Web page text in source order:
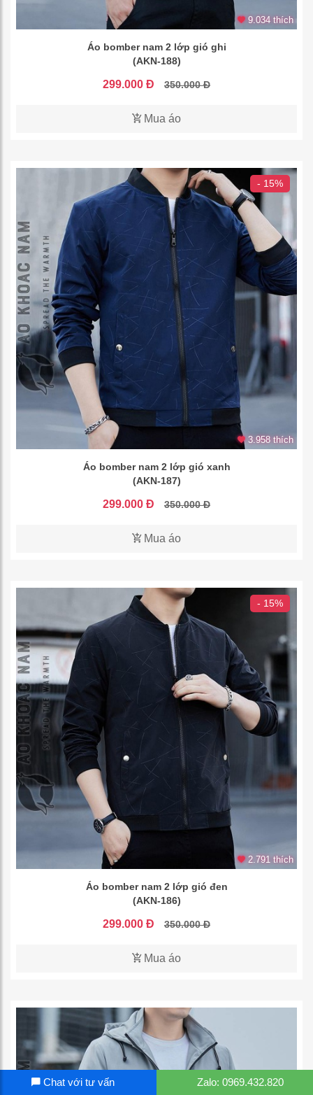
9.034 thích
Áo bomber nam 2 lớp gió ghi
(AKN-188)
299.000 Đ 350.000 Đ
Mua áo
- 15%
3.958 thích
Áo bomber nam 2 lớp gió xanh
(AKN-187)
299.000 Đ 350.000 Đ
Mua áo
- 15%
2.791 thích
Áo bomber nam 2 lớp gió đen
(AKN-186)
299.000 Đ 350.000 Đ
Mua áo
Chat với tư vấn Zalo: 0969.432.820